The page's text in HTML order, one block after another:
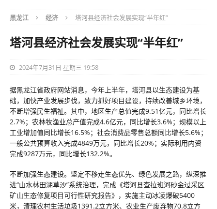
黑龙江 经济 塔河县经济社会发展实现“半年红”
塔河县经济社会发展实现“半年红”
2024年7月31日 星期三 19:58
据黑龙江省政府网站消息，今年上半年，塔河县以生态建设为基
础，加快产业发展步伐，致力抓好项目建设，持续改善城乡环境，
不断增强民生福祉。其中，地区生产总值完成9.51亿元，同比增长
2.7%；农林牧渔业总产值完成4.6亿元，同比增长3.6%；规模以上
工业增加值同比增长16.5%；社会消费品零售总额同比增长5.6%；
一般公共预算收入完成4849万元，同比增长20%；实际利用内资
完成9287万元，同比增长132.2%。
不断加强生态建设。坚定不移走生态优先、绿色发展之路，纵深推
进“山水林田湖草沙”系统治理，完成《塔河县查拉班河砂金过采区
矿山生态修复项目可行性研究报告》，实施主动冰凌爆破5400
米，清理农村生活垃圾1391.2立方米、农业生产废弃物70.8立方